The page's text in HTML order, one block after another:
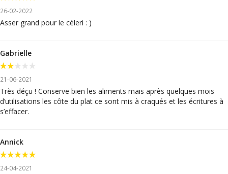
26-02-2022
Asser grand pour le céleri : )
Gabrielle
21-06-2021
Très déçu ! Conserve bien les aliments mais après quelques mois
d’utilisations les côte du plat ce sont mis à craqués et les écritures à
s’effacer.
Annick
24-04-2021